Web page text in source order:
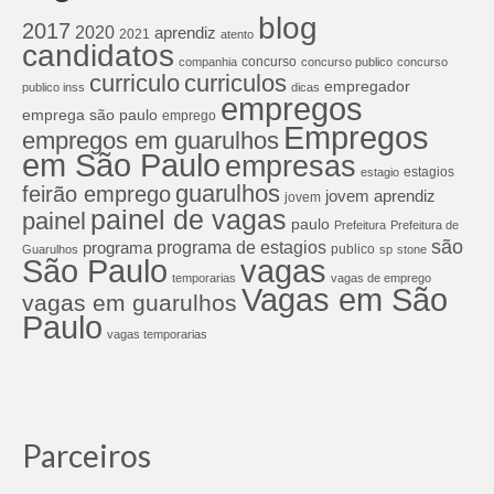
2017 2020 2021 aprendiz atento blog
candidatos companhia concurso concurso publico concurso
publico inss curriculo curriculos dicas empregador
emprega são paulo emprego empregos
empregos em guarulhos Empregos
em São Pauloempresas estagio estagios
feirão emprego guarulhos jovem jovem aprendiz
painel painel de vagas paulo Prefeitura Prefeitura de
Guarulhos programa programa de estagios publico sp stone são
São Paulo temporarias vagas vagas de emprego
vagas em guarulhos Vagas em São
Paulo vagas temporarias
Parceiros